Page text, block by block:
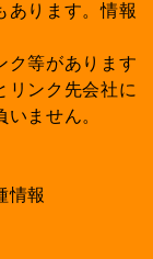
あります。情報
ク等があります
リンク先会社に
ません。
情報